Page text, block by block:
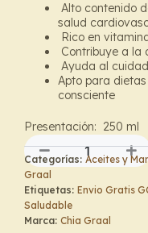
Alto contenido
salud
Rico en
Contribuye a la
Ayuda al
Apto para dietas
consciente
Presentación: 250 ml
Aceite
Palta
100%
Puro
Categorías: Aceites y
Graal
Etiquetas: Envio Gratis
Saludable
Marca: Chia Graal